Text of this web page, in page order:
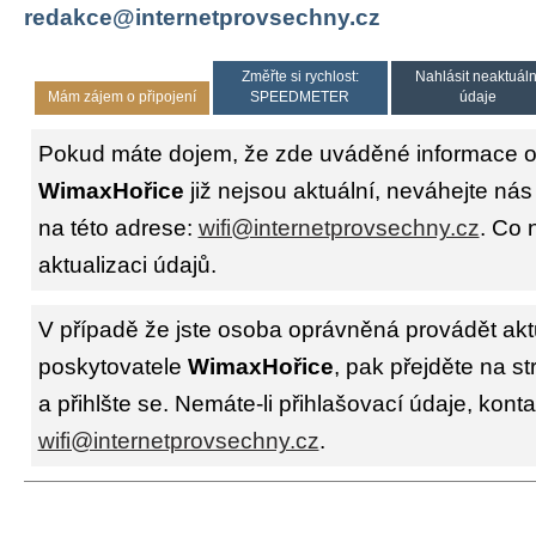
redakce@internetprovsechny.cz
Mám zájem o připojení
Změřte si rychlost:
SPEEDMETER
Nahlásit
údaje
Pokud máte dojem, že zde uváděné informace
WimaxHořice již nejsou aktuální, neváhejte
na této adrese: wifi@internetprovsechny.cz. Co
aktualizaci údajů.
V případě že jste osoba oprávněná provádět
poskytovatele WimaxHořice, pak přejděte na
a přihlšte se. Nemáte-li přihlašovací údaje,
wifi@internetprovsechny.cz.